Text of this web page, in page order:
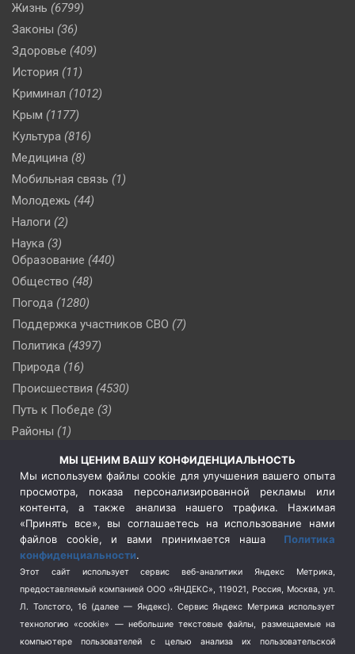
Жизнь (6799)
Законы (36)
Здоровье (409)
История (11)
Криминал (1012)
Крым (1177)
Культура (816)
Медицина (8)
Мобильная связь (1)
Молодежь (44)
Налоги (2)
Наука (3)
Образование (440)
Общество (48)
Погода (1280)
Поддержка участников СВО (7)
Политика (4397)
Природа (16)
Происшествия (4530)
Путь к Победе (3)
Районы (1)
(510)
Сельское хозяйство (3)
Социальная политика
(3)
Спецоперация в Украине
Спецоперация на Украине
(404)
Спорт (740)
Терроризм (1)
Транспорт (262)
Туризм (178)
МЫ ЦЕНИМ ВАШУ КОНФИДЕНЦИАЛЬНОСТЬ
Мы используем файлы cookie для улучшения вашего опыта
просмотра, показа персонализированной рекламы или
контента, а также анализа нашего трафика. Нажимая
«Принять все», вы соглашаетесь на использование нами
файлов cookie, и вами принимается наша Политика
конфиденциальности.
Этот сайт использует сервис веб-аналитики Яндекс Метрика,
предоставляемый компанией ООО «ЯНДЕКС», 119021, Россия, Москва, ул.
Л. Толстого, 16 (далее — Яндекс). Сервис Яндекс Метрика использует
технологию «cookie» — небольшие текстовые файлы, размещаемые на
компьютере пользователей с целью анализа их пользовательской